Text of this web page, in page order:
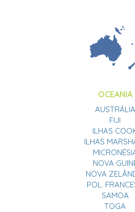
OCEANIA
AUSTRÁLIA
FIJI
ILHAS
ILHAS
NOVA
NOVA
POL.
SAMOA
TOGA